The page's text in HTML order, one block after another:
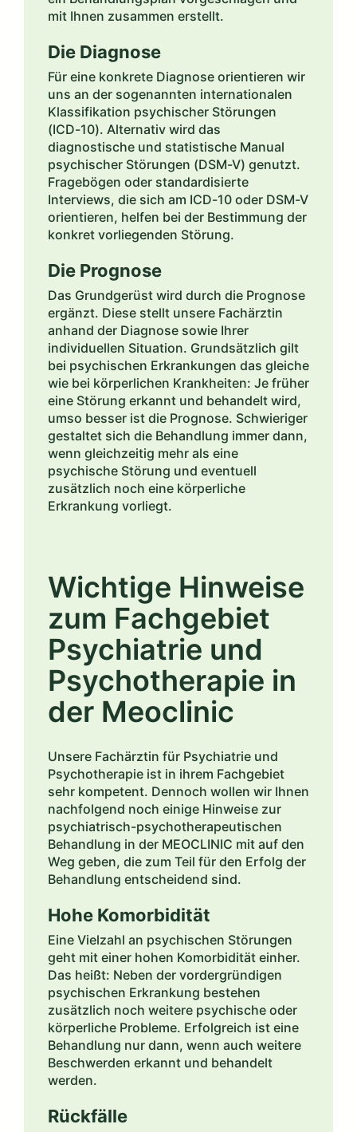
mit Ihnen zusammen erstellt.
Die Diagnose
Für eine konkrete Diagnose orientieren wir
uns an der sogenannten internationalen
Klassifikation psychischer Störungen
(ICD-10). Alternativ wird das
diagnostische und statistische Manual
psychischer Störungen (DSM-V) genutzt.
Fragebögen oder standardisierte
Interviews, die sich am ICD-10 oder DSM-V
orientieren, helfen bei der Bestimmung der
konkret vorliegenden Störung.
Die Prognose
Das Grundgerüst wird durch die Prognose
ergänzt. Diese stellt unsere Fachärztin
anhand der Diagnose sowie Ihrer
individuellen Situation. Grundsätzlich gilt
bei psychischen Erkrankungen das gleiche
wie bei körperlichen Krankheiten: Je früher
eine Störung erkannt und behandelt wird,
umso besser ist die Prognose. Schwieriger
gestaltet sich die Behandlung immer dann,
wenn gleichzeitig mehr als eine
psychische Störung und eventuell
zusätzlich noch eine körperliche
Erkrankung vorliegt.
Wichtige Hinweise
zum Fachgebiet
Psychiatrie und
Psychotherapie in
der Meoclinic
Unsere Fachärztin für Psychiatrie und
Psychotherapie ist in ihrem Fachgebiet
sehr kompetent. Dennoch wollen wir Ihnen
nachfolgend noch einige Hinweise zur
psychiatrisch-psychotherapeutischen
Behandlung in der MEOCLINIC mit auf den
Weg geben, die zum Teil für den Erfolg der
Behandlung entscheidend sind.
Hohe Komorbidität
Eine Vielzahl an psychischen Störungen
geht mit einer hohen Komorbidität einher.
Das heißt: Neben der vordergründigen
psychischen Erkrankung bestehen
zusätzlich noch weitere psychische oder
körperliche Probleme. Erfolgreich ist eine
Behandlung nur dann, wenn auch weitere
Beschwerden erkannt und behandelt
werden.
Rückfälle